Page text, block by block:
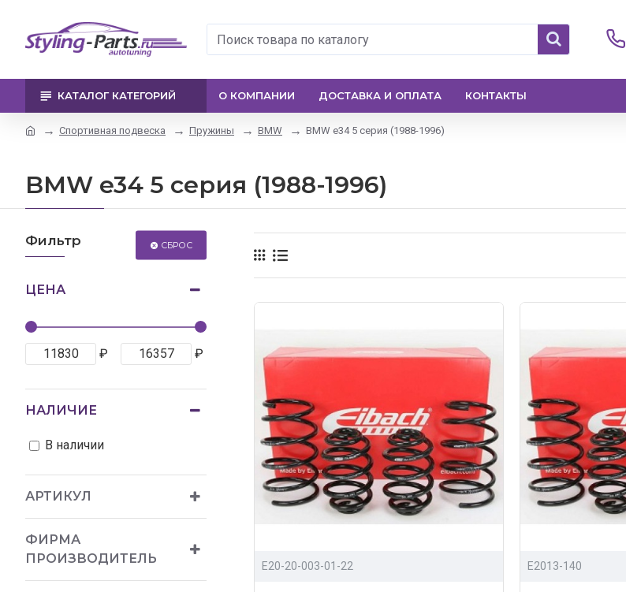
КАТАЛОГ КАТЕГОРИЙ О КОМПАНИИ ДОСТАВКА И ОПЛАТА КОНТАКТЫ
Спортивная подвеска Пружины BMW BMW e34 5 серия (1988-1996)
BMW e34 5 серия (1988-1996)
Фильтр СБРОС
ЦЕНА
₽ ₽
АРТИКУЛ
ФИРМА
ПРОИЗВОДИТЕЛЬ
НАЛИЧИЕ
В наличии
E20-20-003-01-22 E2013-140